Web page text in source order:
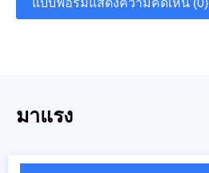
แบบฟอร์มแสดงความคิดเห็น (0)
มาแรง